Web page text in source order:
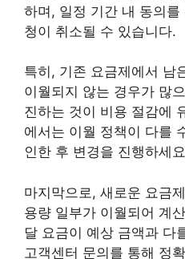
하며, 일정 기간 내 동의
청이 취소될 수 있습니다.
특히, 기존 요금제에서 남
이월되지 않는 경우가 많
진하는 것이 비용 절감에
에서는 이월 정책이 다를
인한 후 변경을 진행하세
마지막으로, 새로운 요금
용량 일부가 이월되어 계
달 요금이 예상 금액과 다
고객센터 문의를 통해 정